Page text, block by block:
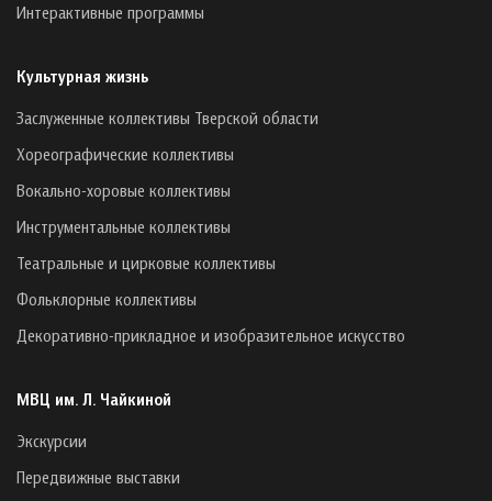
Интерактивные программы
Культурная жизнь
Заслуженные коллективы Тверской области
Хореографические коллективы
Вокально-хоровые коллективы
Инструментальные коллективы
Театральные и цирковые коллективы
Фольклорные коллективы
Декоративно-прикладное и изобразительное искусство
МВЦ им. Л. Чайкиной
Экскурсии
Передвижные выставки